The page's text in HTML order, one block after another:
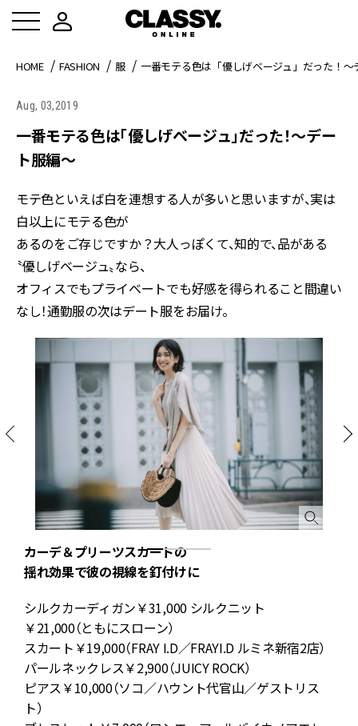
HOME FASHION 服 一番モテる色は「優しげベージュ」だった！～
Aug, 03,2019
一番モテる色は「優しげベージュ」だった！～デー
ト服編～
モテ色といえば白を連想する人が多いと思いますが、実は
白以上にモテる色が
あるのをご存じですか？大人っぽくて、知的で、品がある
〝優しげベージュ〟なら、
オフィスでもプライベートでも好感を得られること間違い
なし！通勤服の次はデート服をお届け。
カーデ＆プリーツスカートの
揺れ効果で彼の視線を釘付けに
シルクカーディガン￥31,000 シルクニット
￥21,000（ともにスローン）
スカート￥19,000（FRAY I.D／FRAYI.D ルミネ新宿2店）
パールネックレス￥2,900（JUICY ROCK）
ピアス￥10,000（ソコ／ハウント代官山／ゲストリス
ト）